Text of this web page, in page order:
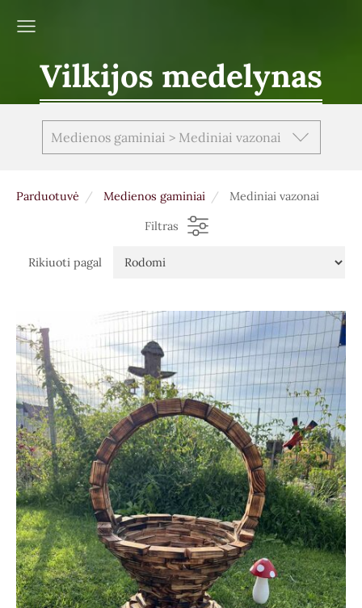
Vilkijos medelynas
Medienos gaminiai > Mediniai vazonai
Parduotuvė Medienos gaminiai Mediniai vazonai
Filtras
Rikiuoti pagal